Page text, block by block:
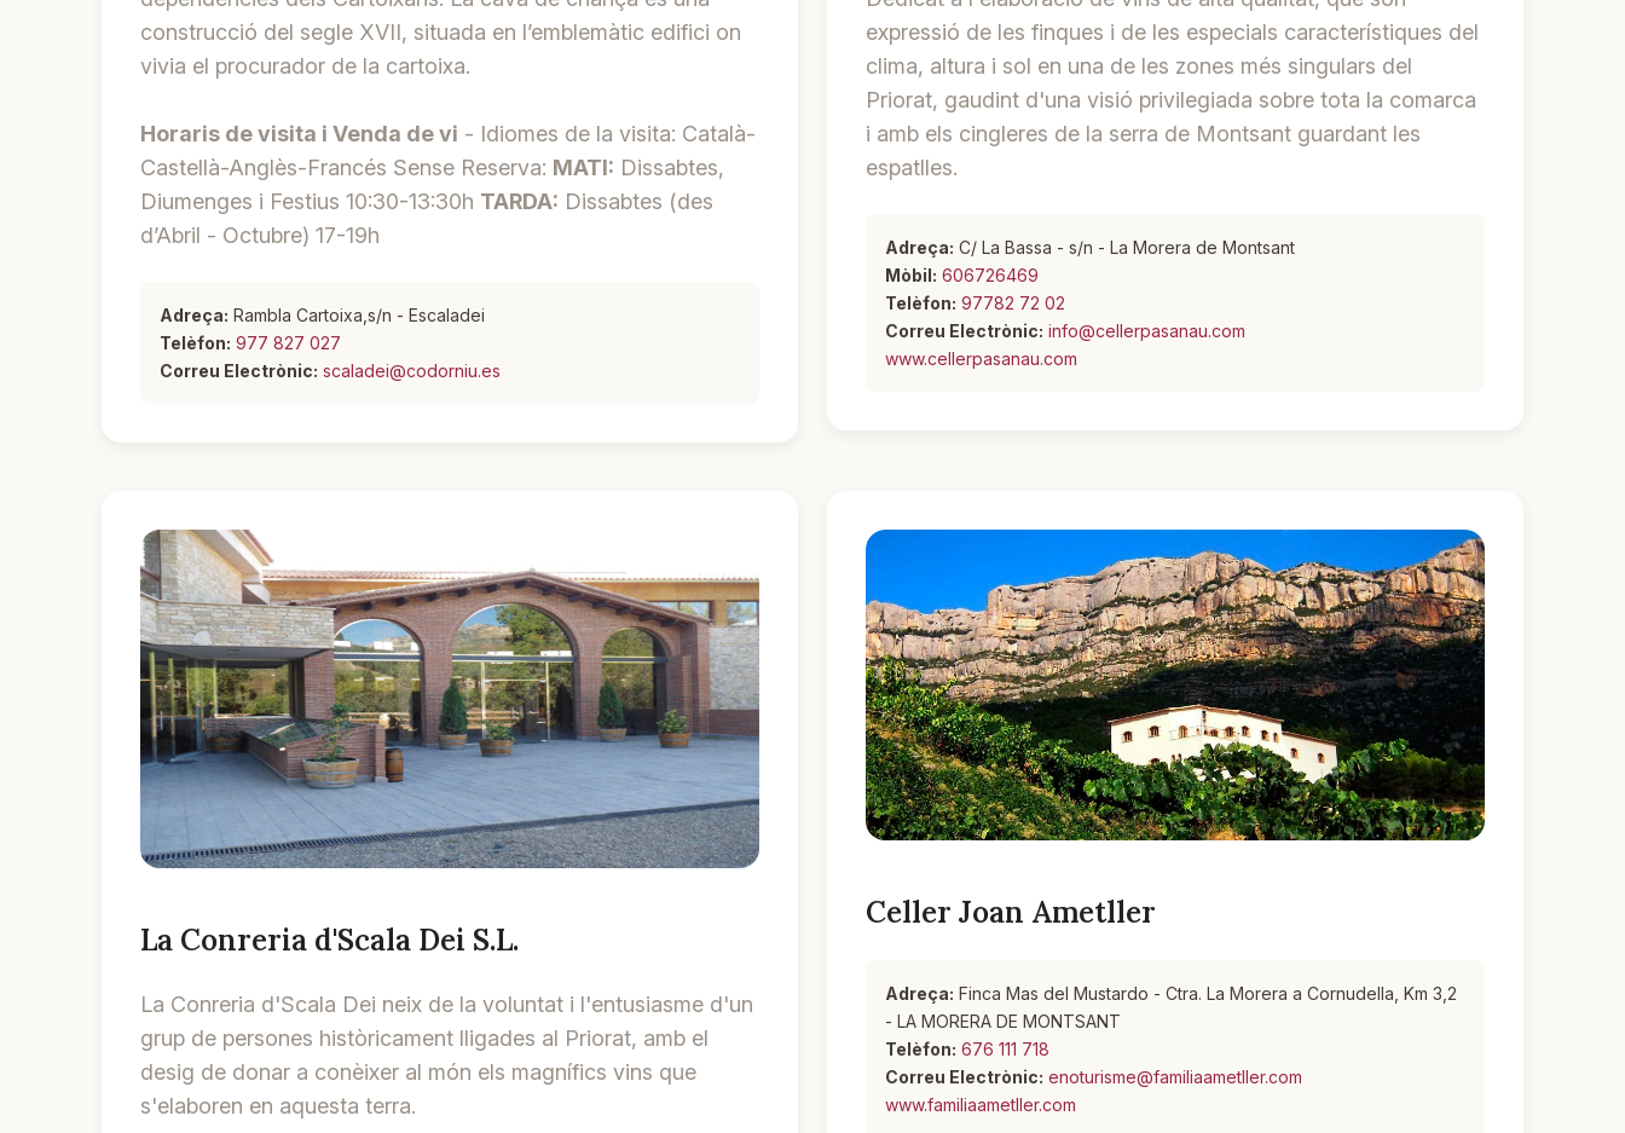
construcció del segle XVII, situada en l’emblemàtic edifici on
vivia el procurador de la cartoixa.
Horaris de visita i Venda de vi - Idiomes de la visita: Català-
Castellà-Anglès-Francés Sense Reserva: MATI: Dissabtes,
Diumenges i Festius 10:30-13:30h TARDA: Dissabtes (des
d’Abril - Octubre) 17-19h
Adreça: Rambla Cartoixa,s/n - Escaladei
Telèfon: 977 827 027
Correu Electrònic: scaladei@codorniu.es
expressió de les finques i de les especials característiques del
clima, altura i sol en una de les zones més singulars del
Priorat, gaudint d'una visió privilegiada sobre tota la comarca
i amb els cingleres de la serra de Montsant guardant les
espatlles.
Adreça: C/ La Bassa - s/n - La Morera de Montsant
Mòbil: 606726469
Telèfon: 97782 72 02
Correu Electrònic: info@cellerpasanau.com
www.cellerpasanau.com
La Conreria d'Scala Dei S.L.
La Conreria d'Scala Dei neix de la voluntat i l'entusiasme d'un
grup de persones històricament lligades al Priorat, amb el
desig de donar a conèixer al món els magnífics vins que
s'elaboren en aquesta terra.
Celler Joan Ametller
Adreça: Finca Mas del Mustardo - Ctra. La Morera a Cornudella, Km 3,2
- LA MORERA DE MONTSANT
Telèfon: 676 111 718
Correu Electrònic: enoturisme@familiaametller.com
www.familiaametller.com